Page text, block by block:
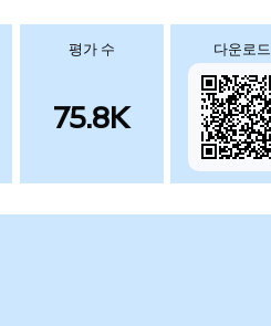
평가 수
75.8K
다운로드